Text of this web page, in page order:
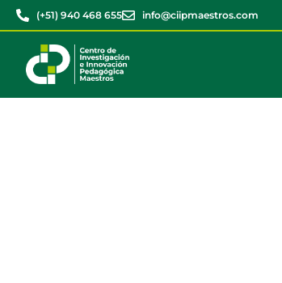
(+51) 940 468 655 info@ciipmaestros.com